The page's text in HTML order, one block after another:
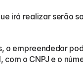
irá realizar serão
o empreendedor
o CNPJ e o